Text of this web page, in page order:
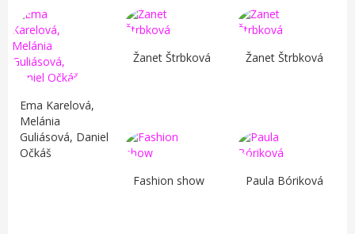
Ema Karelová,
Melánia
Guliásová, Daniel
Očkáš
Žanet Štrbková Žanet Štrbková
Fashion show Paula Bóriková